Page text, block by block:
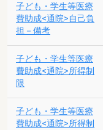
子ども・学生等医療
費助成<通院>自己負
担－備考
子ども・学生等医療
費助成<通院>所得制
限
子ども・学生等医療
費助成<通院>所得制